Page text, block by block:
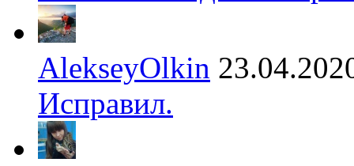
AlekseyOlkin
Исправил.